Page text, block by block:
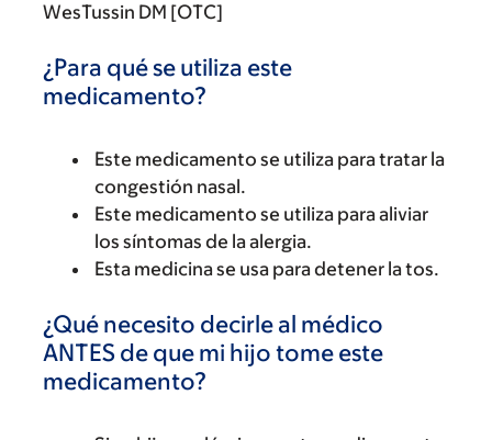
WesTussin DM [OTC]
¿Para qué se utiliza este
medicamento?
Este medicamento se utiliza para tratar la
congestión nasal.
Este medicamento se utiliza para aliviar
los síntomas de la alergia.
Esta medicina se usa para detener la tos.
¿Qué necesito decirle al médico
ANTES de que mi hijo tome este
medicamento?